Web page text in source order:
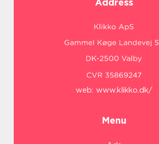
Address
web: www.klikko.dk/
Menu